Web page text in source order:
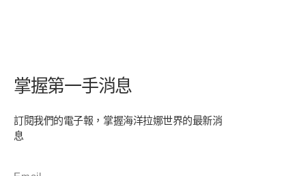
掌握第一手消息
訂閱我們的電子報，掌握海洋拉娜世界的最新消
息